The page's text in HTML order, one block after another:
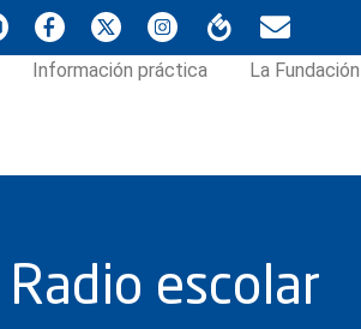
Información práctica La Fundación
Radio escolar